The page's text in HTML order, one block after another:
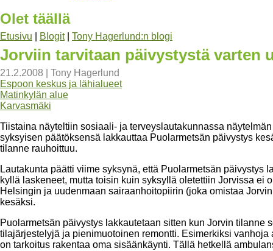
Olet täällä
Etusivu Blogit| Tony Hagerlund:n blogi
Jorviin tarvitaan päivystystä varten
21.2.2008
Tony Hagerlund
Espoon keskus ja lähialueet
Matinkylän alue
Karvasmäki
Tiistaina näyteltiin sosiaali- ja terveyslautakunnassa
syksyisen päätöksensä lakkauttaa Puolarmetsän päivystys
tilanne rauhoittuu.
Lautakunta päätti viime syksynä, että Puolarmetsän
kyllä laskeneet, mutta toisin kuin syksyllä oletettiin Jorvissa
Helsingin ja uudenmaan sairaanhoitopiirin (joka omistaa
kesäksi.
Puolarmetsän päivystys lakkautetaan sitten kun Jorvin
tilajärjestelyjä ja pienimuotoinen remontti. Esimerkiksi
on tarkoitus rakentaa oma sisäänkäynti. Tällä hetkellä